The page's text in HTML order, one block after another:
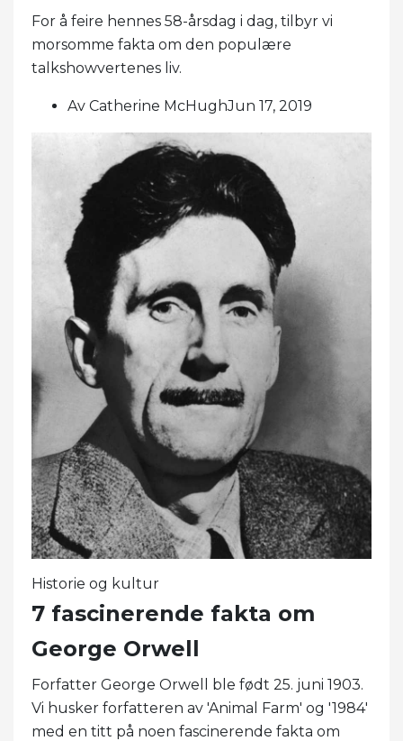
For å feire hennes 58-årsdag i dag, tilbyr vi
morsomme fakta om den populære
talkshowvertenes liv.
Av Catherine McHughJun 17, 2019
Historie og kultur
7 fascinerende fakta om
George Orwell
Forfatter George Orwell ble født 25. juni 1903.
Vi husker forfatteren av 'Animal Farm' og '1984'
med en titt på noen fascinerende fakta om